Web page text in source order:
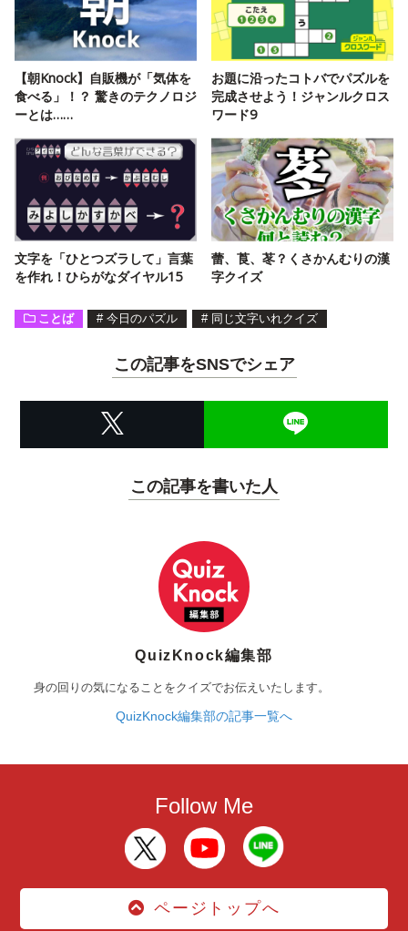
【朝Knock】自販機が「気体を
食べる」！？ 驚きのテクノロジ
ーとは……
お題に沿ったコトバでパズルを
完成させよう！ジャンルクロス
ワード9
文字を「ひとつズラして」言葉
を作れ！ひらがなダイヤル15
蕾、莨、苳？くさかんむりの漢
字クイズ
ことば # 今日のパズル # 同じ文字いれクイズ
この記事をSNSでシェア
この記事を書いた人
QuizKnock編集部
身の回りの気になることをクイズでお伝えいたします。
QuizKnock編集部の記事一覧へ
Follow Me
ページトップへ